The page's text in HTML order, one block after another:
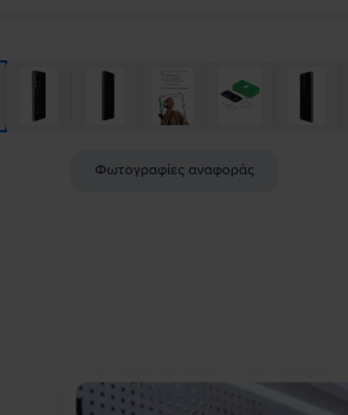
Φωτογραφίες αναφοράς